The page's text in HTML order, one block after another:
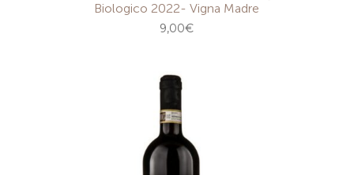
Biologico 2022- Vigna Madre
9,00€